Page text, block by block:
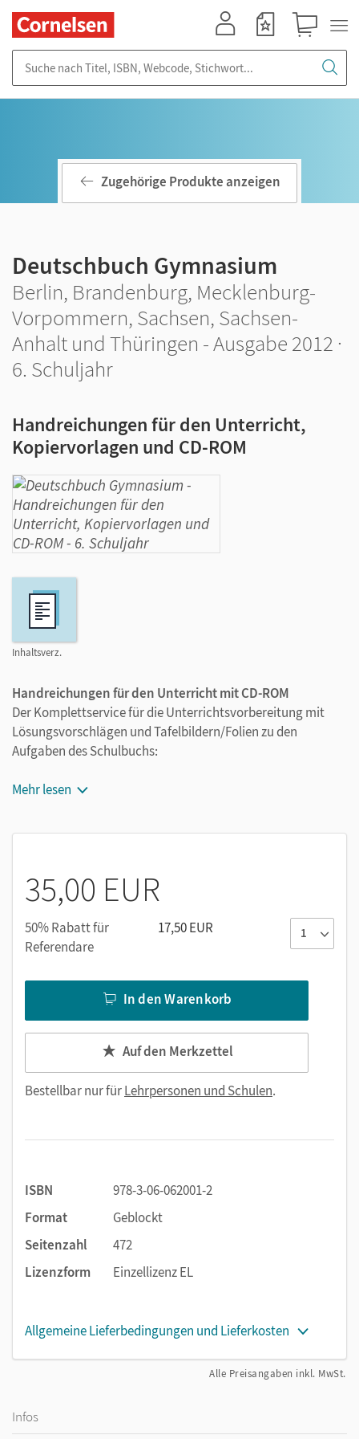
Inhaltsverz.
Zugehörige Produkte anzeigen
Deutschbuch Gymnasium
Berlin, Brandenburg, Mecklenburg-
Vorpommern, Sachsen, Sachsen-
Anhalt und Thüringen - Ausgabe 2012 ·
6. Schuljahr
Handreichungen für den Unterricht,
Kopiervorlagen und CD-ROM
Handreichungen für den Unterricht mit CD-ROM
Der Komplettservice für die Unterrichtsvorbereitung mit
Lösungsvorschlägen und Tafelbildern/Folien zu den
Aufgaben des Schulbuchs:
Zahlreiche Kopiervorlagen mit differenzierenden
Auf der beigefügten CD-ROM finden sich alle Kopiervorlagen
als editierbare Word-Dokumente, Grafiken und Abbildungen
zur Nutzung am Whiteboard oder Beamer, Hörtexte als
Training des Hörverstehens.
Mehr lesen
35,00 EUR
50% Rabatt für
Referendare
17,50 EUR
In den Warenkorb
Auf den Merkzettel
Bestellbar nur fürLehrpersonen und Schulen.
ISBN
978-3-06-062001-2
Format
Geblockt
Seitenzahl
472
Lizenzform
Einzellizenz EL
Allgemeine Lieferbedingungen und Lieferkosten
Alle Preisangaben inkl. MwSt.
Infos